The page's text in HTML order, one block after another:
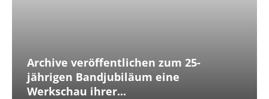
Archive veröffentlichen zum 25-
jährigen Bandjubiläum eine
Werkschau ihrer...